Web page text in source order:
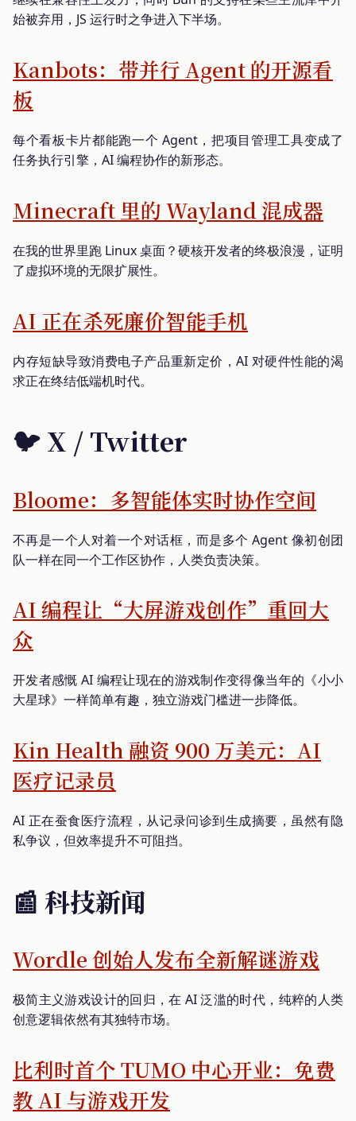
始被弃用，JS 运行时之争进入下半场。
Kanbots：带并行 Agent 的开源看
板
每个看板卡片都能跑一个 Agent，把项目管理工具变成了
任务执行引擎，AI 编程协作的新形态。
Minecraft 里的 Wayland 混成器
在我的世界里跑 Linux 桌面？硬核开发者的终极浪漫，证明
了虚拟环境的无限扩展性。
AI 正在杀死廉价智能手机
内存短缺导致消费电子产品重新定价，AI 对硬件性能的渴
求正在终结低端机时代。
🐦 X / Twitter
Bloome：多智能体实时协作空间
不再是一个人对着一个对话框，而是多个 Agent 像初创团
队一样在同一个工作区协作，人类负责决策。
AI 编程让“大屏游戏创作”重回大
众
开发者感慨 AI 编程让现在的游戏制作变得像当年的《小小
大星球》一样简单有趣，独立游戏门槛进一步降低。
Kin Health 融资 900 万美元：AI
医疗记录员
AI 正在蚕食医疗流程，从记录问诊到生成摘要，虽然有隐
私争议，但效率提升不可阻挡。
📰 科技新闻
Wordle 创始人发布全新解谜游戏
极简主义游戏设计的回归，在 AI 泛滥的时代，纯粹的人类
创意逻辑依然有其独特市场。
比利时首个 TUMO 中心开业：免费
教 AI 与游戏开发